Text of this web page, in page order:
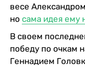
весе
но сама идея ему
В своем
победу по очкам
Геннадием